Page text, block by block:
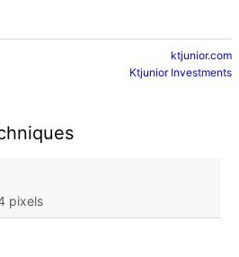
ktjunior.com
Ktjunior Investments
pixels